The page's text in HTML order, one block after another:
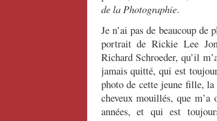
de la Photographie.
Je n’ai pas de beaucoup de
portrait de Rickie Lee
Richard Schroeder, qu’il
jamais quitté, qui est
photo de cette jeune fille, la
cheveux mouillés, que
années, et qui est